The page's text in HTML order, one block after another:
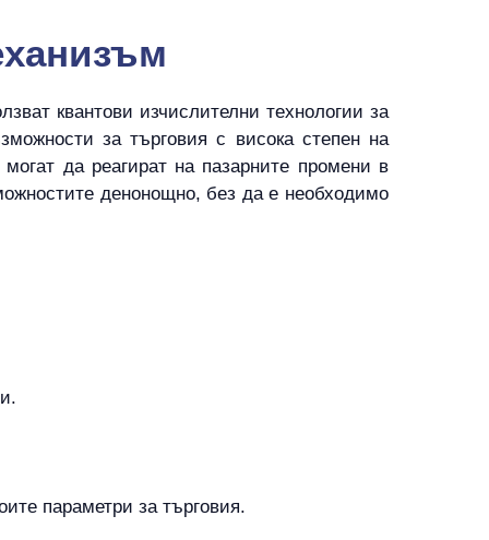
квантови изчислителни технологии за
за търговия с висока степен на
да реагират на пазарните промени в
денонощно, без да е необходимо
параметри за търговия.